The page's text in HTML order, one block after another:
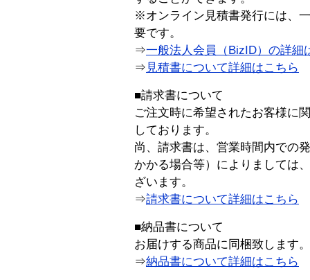
※オンライン見積書発行には、
要です。
⇒一般法人会員（BizID）の詳細
⇒ 見積書について詳細はこちら
■請求書について
ご注文時に希望されたお客様に
しております。
尚、請求書は、営業時間内での
かかる場合等）によりましては
ざいます。
⇒請求書について詳細はこちら
■納品書について
お届けする商品に同梱致します。
⇒納品書について詳細はこちら